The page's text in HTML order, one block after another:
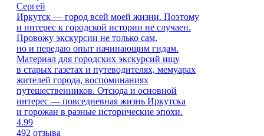
Сергей
Иркутск — город всей моей жизни. Поэтому
и интерес к городской истории не случаен.
Провожу экскурсии не только сам,
но и передаю опыт начинающим гидам.
Материал для городских экскурсий ищу
в старых газетах и путеводителях, мемуарах
жителей города, воспоминаниях
путешественников. Отсюда и основной
интерес — повседневная жизнь Иркутска
и горожан в разные исторические эпохи.
4.99
492 отзыва